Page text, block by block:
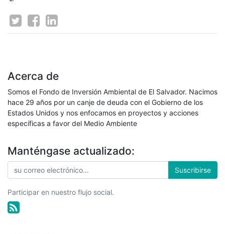
Acerca de
Somos el Fondo de Inversión Ambiental de El Salvador. Nacimos
hace 29 años por un canje de deuda con el Gobierno de los
Estados Unidos y nos enfocamos en proyectos y acciones
específicas a favor del Medio Ambiente
Manténgase actualizado:
Suscribirse
Participar en nuestro flujo social.